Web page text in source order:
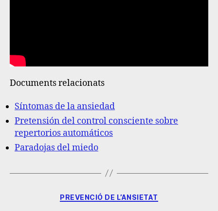
Documents relacionats
Síntomas de la ansiedad
Pretensión del control consciente sobre
repertorios automáticos
Paradojas del miedo
PREVENCIÓ DE L’ANSIETAT